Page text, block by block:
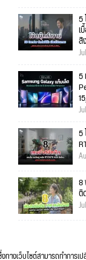
5
เ
สิ
5
5
8
ติ
งเว็บไซต์สามารถทำกา